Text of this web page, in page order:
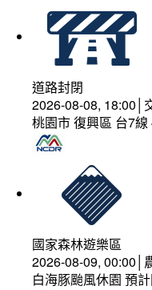
道路封閉
2026-08-08, 18:00│
桃園市 復興區 台7
國家森林遊樂區
2026-08-09, 00:00│
白海豚颱風休園 預